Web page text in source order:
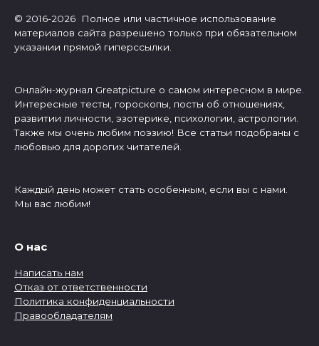
© 2016-2026 Полное или частичное использование
материалов сайта разрешено только при обязательном
указании прямой гиперссылки.
Онлайн-журнал Greatpicture о самом интересном в мире.
Интересные тесты, гороскопы, посты об отношениях,
развитии личности, эзотерике, психологии, астрологии.
Также мы очень любим поэзию! Все статьи подобраны с
любовью для дорогих читателей.
Каждый день может стать особенным, если вы с нами.
Мы вас любим!
О нас
Написать нам
Отказ от ответственности
Политика конфиденциальности
Правообладателям